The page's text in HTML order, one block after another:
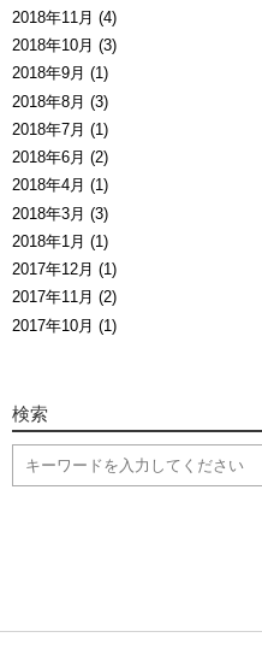
2018年11月 (4)
2018年10月 (3)
2018年9月 (1)
2018年8月 (3)
2018年7月 (1)
2018年6月 (2)
2018年4月 (1)
2018年3月 (3)
2018年1月 (1)
2017年12月 (1)
2017年11月 (2)
2017年10月 (1)
検索